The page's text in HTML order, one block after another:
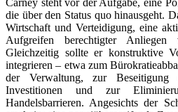
die über den Status quo hinausgeht.
Wirtschaft und Verteidigung, eine
Aufgreifen berechtigter Anliegen
Gleichzeitig sollte er konstruktive
integrieren – etwa zum
der Verwaltung, zur Beseitigung
Investitionen und zur
Handelsbarrieren. Angesichts der